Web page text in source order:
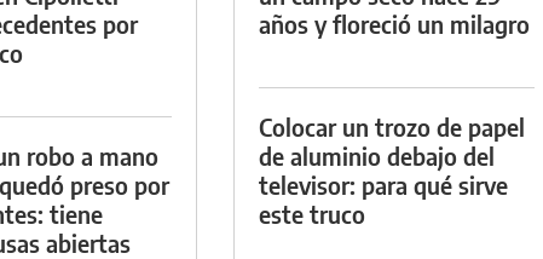
por
robo a mano
preso por
tiene
abiertas
años y floreció un milagro
Colocar un trozo de papel
de aluminio debajo del
televisor: para qué sirve
este truco